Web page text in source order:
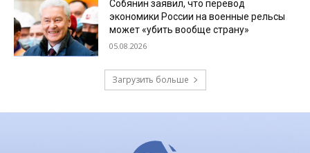
Собянин заявил, что перевод
экономики России на военные рельсы
может «убить вообще страну»
05.08.2026
Загрузить больше